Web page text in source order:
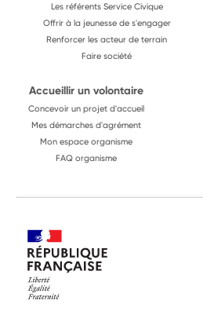
Les référents Service Civique
Offrir à la jeunesse de s'engager
Renforcer les acteur de terrain
Faire société
Accueillir un volontaire
Concevoir un projet d'accueil
Mes démarches d'agrément
Mon espace organisme
FAQ organisme